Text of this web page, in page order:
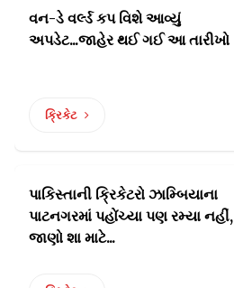
વન-ડે વર્લ્ડ કપ વિશે આવ્યું
અપડેટ...જાહેર થઈ ગઈ આ તારીખો
ક્રિકેટ
પાકિસ્તાની ક્રિકેટરો ઝામ્બિયાના
પાટનગરમાં પહોંચ્યા પણ રમ્યા નહીં,
જાણો શા માટે...